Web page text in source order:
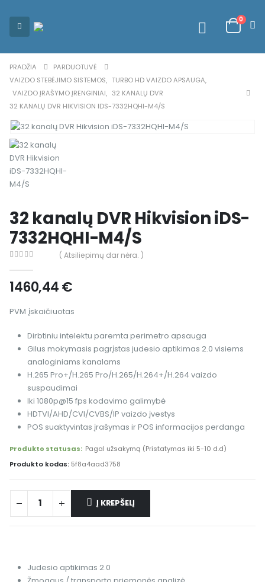
0
PRADŽIA
PARDUOTUVĖ
VAIZDO STEBĖJIMO SISTEMOS, TURBO HD VAIZDO APSAUGA,
VAIZDO ĮRAŠYMO ĮRENGINIAI, 32 KANALŲ DVR
32 KANALŲ DVR HIKVISION IDS-7332HQHI-M4/S
32 kanalų DVR Hikvision iDS-
7332HQHI-M4/S
( Atsiliepimų dar nėra. )
1460,44€
PVM įskaičiuotas
Dirbtiniu intelektu paremta perimetro apsauga
Gilus mokymasis pagrįstas judesio aptikimas 2.0 visiems
analoginiams kanalams
H.265 Pro+/H.265 Pro/H.265/H.264+/H.264 vaizdo
suspaudimai
Iki 1080p@15 fps kodavimo galimybė
HDTVI/AHD/CVI/CVBS/IP vaizdo įvestys
POS suaktyvintas įrašymas ir POS informacijos perdanga
Produkto statusas: Pagal užsakymą (Pristatymas iki 5-10 d.d)
Produkto kodas: 5f8a4aad3758
Į KREPŠELĮ
Judesio aptikimas 2.0